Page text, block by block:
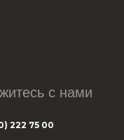
с нами
222 75 00